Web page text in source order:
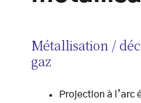
Métallisation /
gaz
Projection à l’arc